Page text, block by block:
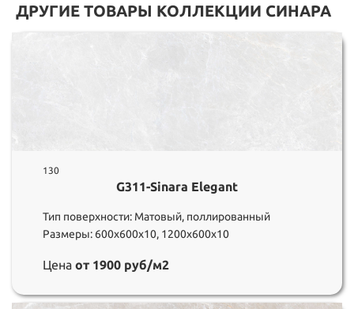
ДРУГИЕ ТОВАРЫ КОЛЛЕКЦИИ СИНАРА
130
G311-Sinara Elegant
Тип поверхности: Матовый, поллированный
Размеры: 600х600х10, 1200х600х10
Цена от 1900 руб/м2